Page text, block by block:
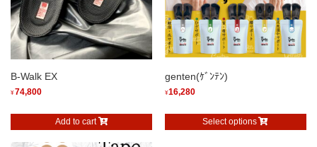
B-Walk EX
¥74,800
Add to cart
genten(ｹﾞﾝﾃﾝ)
¥16,280
Select options